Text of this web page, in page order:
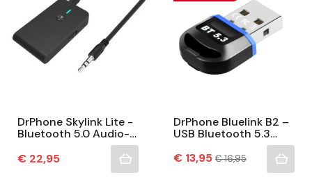
DrPhone Skylink Lite -
Bluetooth 5.0 Audio-
Ruisonderdrukking,
Lange Batterijduur &...
Prijs
€ 22,95
DrPhone Bluelink B2 –
USB Bluetooth 5.3
Adapter – Bluetooth
Ontvanger / Dongle -
Prijs
€ 13,95Normale
prijs
€ 16,95